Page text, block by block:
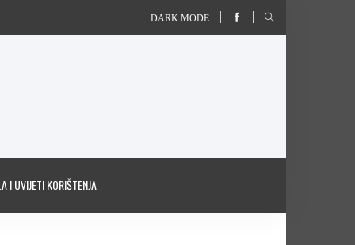
DARK MODE
I UVIJETI KORIŠTENJA